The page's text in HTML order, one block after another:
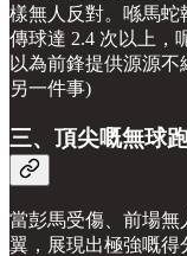
樣無人反對。喺馬蛇
傳球達 2.4 次以上，
以為前鋒提供源源
另一件事)
三、頂尖嘅無球
當彭馬受傷、前場無
翼，展現出極強嘅得